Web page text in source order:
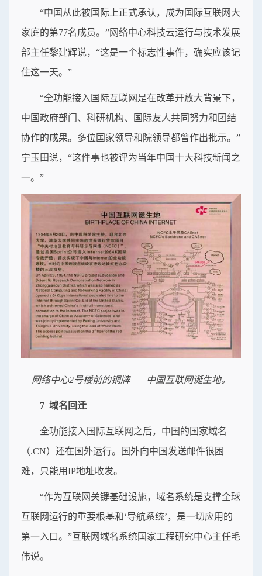
“中国从此被国际上正式承认，成为国际互联网大
家庭的第77名成员。”网络中心科技云运行与技术发展
部主任黎建辉说，“这是一个标志性事件，确实应该记
住这一天。”
“全功能接入国际互联网是在改革开放大背景下，
中国政府部门、科研机构、国际友人共同努力和团结
协作的成果。多位国家领导和院领导都曾作出批示。”
宁玉田说，“这件事也被评为当年中国十大科技新闻之
一。”
网络中心2号楼前的铜牌——中国互联网诞生地。
7 域名回迁
全功能接入国际互联网之后，中国的国家域名
（.CN）还在国外运行。国外向中国发送邮件很困
难，只能用IP地址收发。
“作为互联网关键基础设施，域名系统是支撑全球
互联网运行的重要根基和‘导航系统’，是一切应用的
第一入口。”互联网域名系统国家工程研究中心主任毛
伟说。